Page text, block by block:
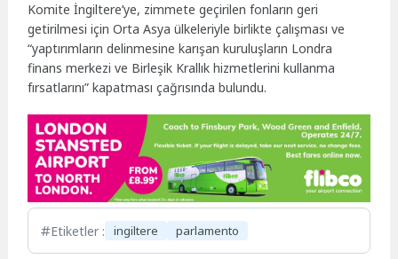
Komite İngiltere’ye, zimmete geçirilen fonların geri
getirilmesi için Orta Asya ülkeleriyle birlikte çalışması ve
“yaptırımların delinmesine karışan kuruluşların Londra
finans merkezi ve Birleşik Krallık hizmetlerini kullanma
fırsatlarını” kapatması çağrısında bulundu.
Etiketler : ingiltere parlamento